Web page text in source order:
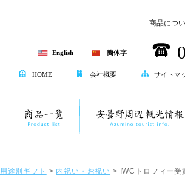
商品につ
English 簡体字
HOME 会社概要 サイトマ
用途別ギフト > 内祝い・お祝い > IWCトロフィー